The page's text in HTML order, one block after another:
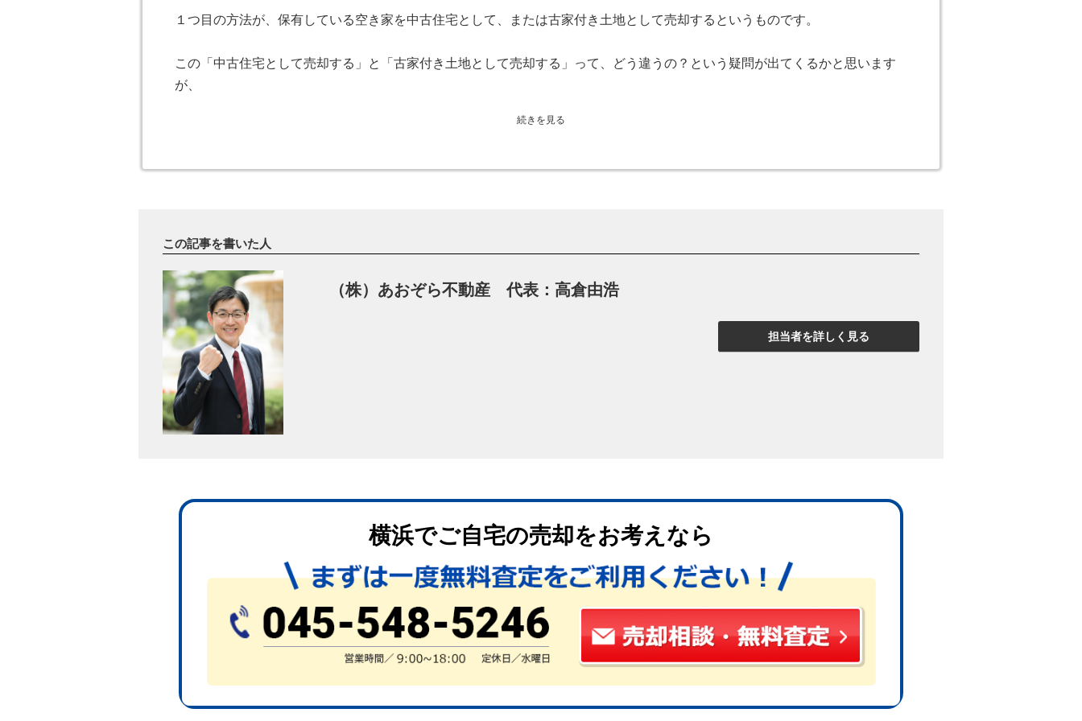
１つ目の方法が、保有している空き家を中古住宅として、または古家付き土地として売却するというものです。
この「中古住宅として売却する」と「古家付き土地として売却する」って、どう違うの？という疑問が出てくるかと思います
が、
が明確に切り分けられるポイントだと考えています。
家として扱われることが多いからです。
また、築20年以上であっても、建物が続けて使える状態だと判断されるとリフォームやリノベーションを目的として買主さん
よりご購入いただけることもあります。
近年はリフォーム&リノベーションが人気で、かつ政府は消費型社会からストック型社会への転換を目指して、住宅に関連した
政策を大きく変えつつあり、中古住宅の供給を大きく促進させようとしています。
なので築20年以上だからといって必ずしも古家付き土地として売却する建物の状態や土地の立地条件、市場の動向などを総合
的に吟味して判断されるのが良いでしょう。
メリット① 解体費用がかからない
空き家をそのまま売却する場合におけるメリットとして特筆すべきことはやはり、解体費用がかからず費用面での負担を大き
解体費用は建物の大きさや状態によって違いは生まれますが、おおよそ150万円〜200万円以上（一般的な木造戸建ての場合）
を見込まなければいけません。
それだけの現金が解体する場合は必要になりますが、そんな費用がかからないというのはかなり大きなメリットだと言えま
続きを見る
この記事を書いた人
（株）あおぞら不動産 代表：高倉由浩
担当者を詳しく見る
横浜でご自宅の売却をお考えなら